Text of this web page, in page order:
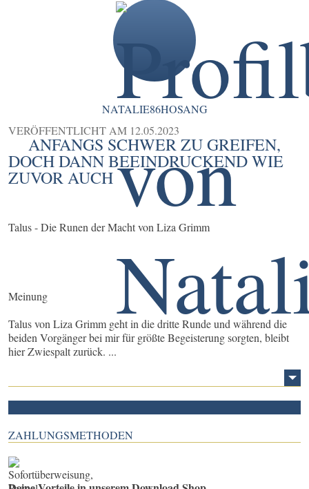
NATALIE86HOSANG
VERÖFFENTLICHT AM 12.05.2023
ANFANGS SCHWER ZU GREIFEN,
DOCH DANN BEEINDRUCKEND WIE
ZUVOR AUCH
Talus - Die Runen der Macht von Liza Grimm
Meinung
Talus von Liza Grimm geht in die dritte Runde und während die
beiden Vorgänger bei mir für größte Begeisterung sorgten, bleibt
hier Zwiespalt zurück. ...
ZAHLUNGSMETHODEN